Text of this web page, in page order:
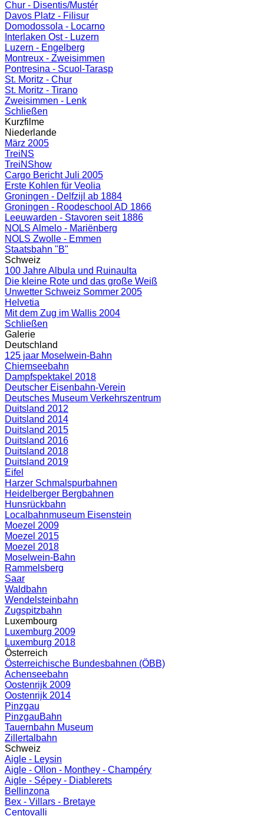
Chur - Disentis/Mustér
Davos Platz - Filisur
Domodossola - Locarno
Interlaken Ost - Luzern
Luzern - Engelberg
Montreux - Zweisimmen
Pontresina - Scuol-Tarasp
St. Moritz - Chur
St. Moritz - Tirano
Zweisimmen - Lenk
Schließen
Kurzfilme
Niederlande
März 2005
TreiNS
TreiNShow
Cargo Bericht Juli 2005
Erste Kohlen für Veolia
Groningen - Delfzijl ab 1884
Groningen - Roodeschool AD 1866
Leeuwarden - Stavoren seit 1886
NOLS Almelo - Mariënberg
NOLS Zwolle - Emmen
Staatsbahn "B"
Schweiz
100 Jahre Albula und Ruinaulta
Die kleine Rote und das große Weiß
Unwetter Schweiz Sommer 2005
Helvetia
Mit dem Zug im Wallis 2004
Schließen
Galerie
Deutschland
125 jaar Moselwein-Bahn
Chiemseebahn
Dampfspektakel 2018
Deutscher Eisenbahn-Verein
Deutsches Museum Verkehrszentrum
Duitsland 2012
Duitsland 2014
Duitsland 2015
Duitsland 2016
Duitsland 2018
Duitsland 2019
Eifel
Harzer Schmalspurbahnen
Heidelberger Bergbahnen
Hunsrückbahn
Localbahnmuseum Eisenstein
Moezel 2009
Moezel 2015
Moezel 2018
Moselwein-Bahn
Rammelsberg
Saar
Waldbahn
Wendelsteinbahn
Zugspitzbahn
Luxembourg
Luxemburg 2009
Luxemburg 2018
Österreich
Österreichische Bundesbahnen (ÖBB)
Achenseebahn
Oostenrijk 2009
Oostenrijk 2014
Pinzgau
PinzgauBahn
Tauernbahn Museum
Zillertalbahn
Schweiz
Aigle - Leysin
Aigle - Ollon - Monthey - Champéry
Aigle - Sépey - Diablerets
Bellinzona
Bex - Villars - Bretaye
Centovalli